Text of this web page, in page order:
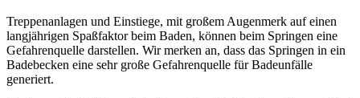
Treppenanlagen und Einstiege, mit großem Augenmerk auf einen
langjährigen Spaßfaktor beim Baden, können beim Springen eine
Gefahrenquelle darstellen. Wir merken an, dass das Springen in ein
Badebecken eine sehr große Gefahrenquelle für Badeunfälle
generiert.